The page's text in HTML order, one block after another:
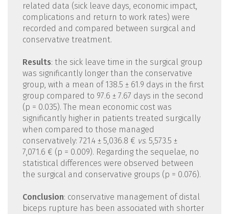
related data (sick leave days, economic impact,
complications and return to work rates) were
recorded and compared between surgical and
conservative treatment.
Results: the sick leave time in the surgical group
was significantly longer than the conservative
group, with a mean of 138.5 ± 61.9 days in the first
group compared to 97.6 ± 7.67 days in the second
(p = 0.035). The mean economic cost was
significantly higher in patients treated surgically
when compared to those managed
conservatively: 721.4 ± 5,036.8 € vs. 5,573.5 ±
7,071.6 € (p = 0.009). Regarding the sequelae, no
statistical differences were observed between
the surgical and conservative groups (p = 0.076).
Conclusion: conservative management of distal
biceps rupture has been associated with shorter